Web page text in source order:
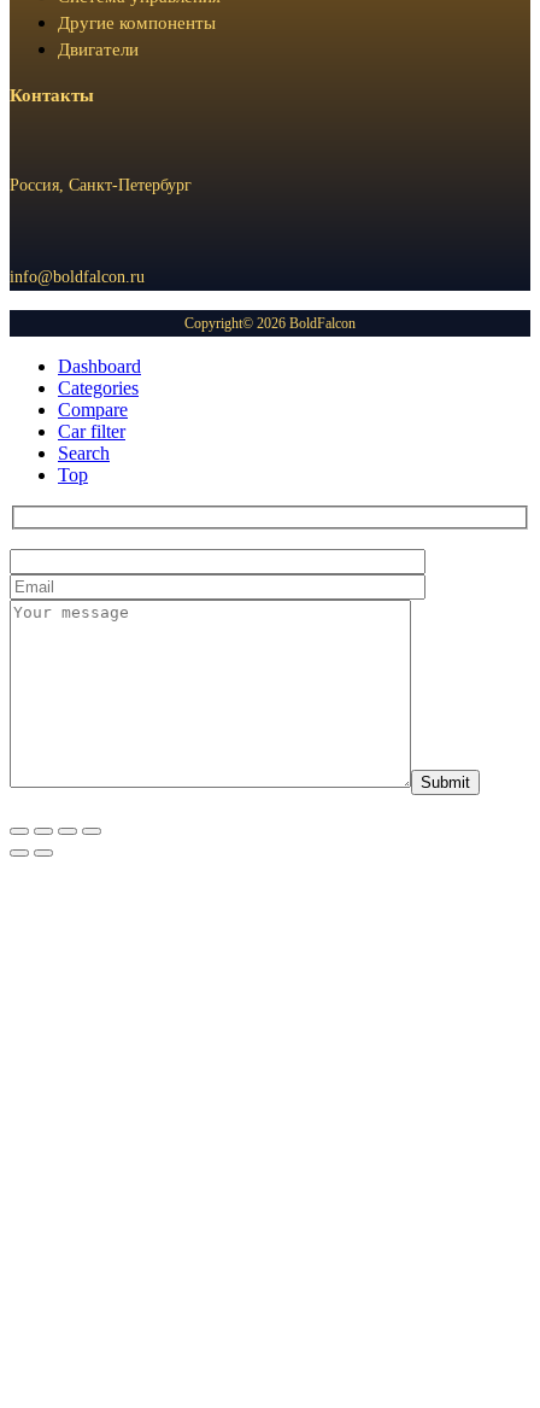
Другие компоненты
Двигатели
Контакты
Россия, Санкт-Петербург
info@boldfalcon.ru
Copyright© 2026 BoldFalcon
Dashboard
Categories
Compare
Car filter
Search
Top